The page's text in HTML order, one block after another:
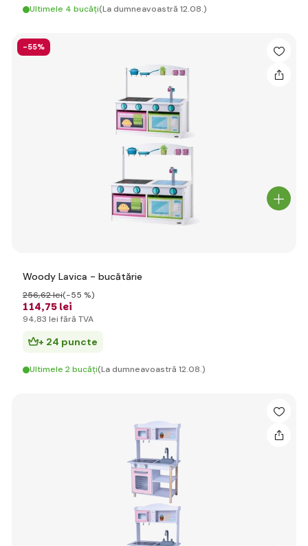
Ultimele 4 bucăți(La dumneavoastră 12.08.)
-55%
Woody Lavica - bucătărie
114,75 lei
256,62 lei(-55 %)
94,83 lei fără TVA
+ 24 puncte
Ultimele 2 bucăți(La dumneavoastră 12.08.)